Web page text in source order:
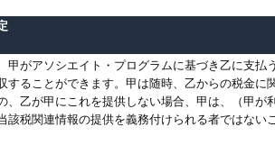
甲がアソシエイト・プログラムに基づき乙に支
することができます。甲は随時、乙からの税金
、乙が甲にこれを提供しない場合、甲は、（甲
該税関連情報の提供を義務付けられる者ではな